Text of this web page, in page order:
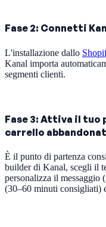
Fase 2: Connetti
L'installazione dallo
Kanal importa
segmenti clienti.
Fase 3: Attiva il tuo
carrello
È il punto di partenza
builder di Kanal, scegli il
personalizza il
(30–60 minuti consigliati)